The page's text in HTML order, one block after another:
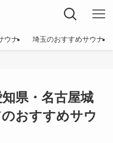
ウナ 埼玉のおすすめサウナ
知県・名古屋城
おすすめサウ